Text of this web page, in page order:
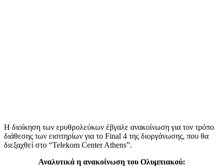
Η διοίκηση των ερυθρολεύκων έβγαλε ανακοίνωση για τον τρόπο
διάθεσης των εισιτηρίων για το Final 4 της διοργάνωσης, που θα
διεξαχθεί στο “Telekom Center Athens”.
Αναλυτικά η ανακοίνωση του Ολυμπιακού: